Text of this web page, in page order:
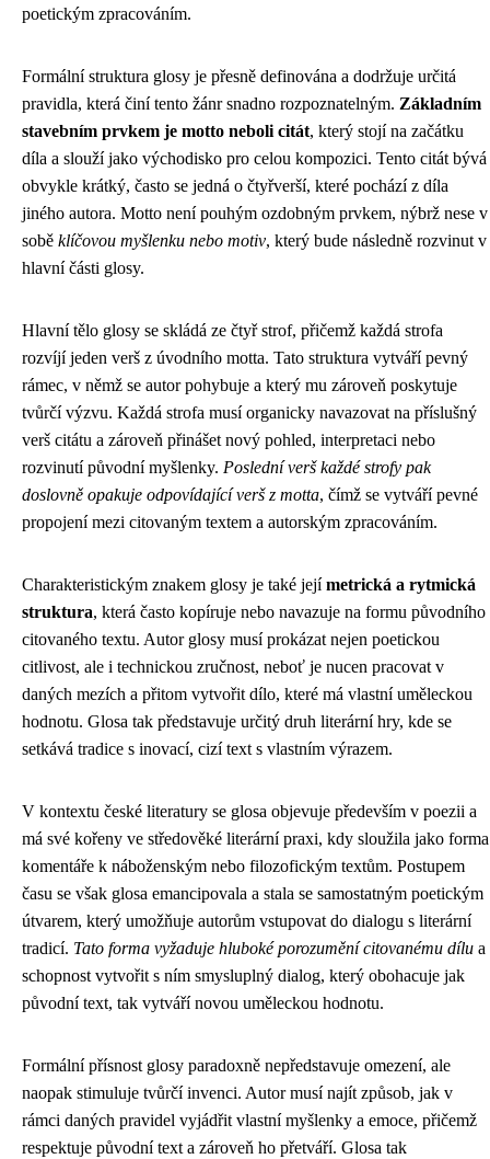
poetickým zpracováním.
Formální struktura glosy je přesně definována a dodržuje určitá
pravidla, která činí tento žánr snadno rozpoznatelným. Základním
stavebním prvkem je motto neboli citát, který stojí na začátku
díla a slouží jako východisko pro celou kompozici. Tento citát bývá
obvykle krátký, často se jedná o čtyřverší, které pochází z díla
jiného autora. Motto není pouhým ozdobným prvkem, nýbrž nese v
sobě klíčovou myšlenku nebo motiv, který bude následně rozvinut v
hlavní části glosy.
Hlavní tělo glosy se skládá ze čtyř strof, přičemž každá strofa
rozvíjí jeden verš z úvodního motta. Tato struktura vytváří pevný
rámec, v němž se autor pohybuje a který mu zároveň poskytuje
tvůrčí výzvu. Každá strofa musí organicky navazovat na příslušný
verš citátu a zároveň přinášet nový pohled, interpretaci nebo
rozvinutí původní myšlenky. Poslední verš každé strofy pak
doslovně opakuje odpovídající verš z motta, čímž se vytváří pevné
propojení mezi citovaným textem a autorským zpracováním.
Charakteristickým znakem glosy je také jejímetrická a rytmická
struktura, která často kopíruje nebo navazuje na formu původního
citovaného textu. Autor glosy musí prokázat nejen poetickou
citlivost, ale i technickou zručnost, neboť je nucen pracovat v
daných mezích a přitom vytvořit dílo, které má vlastní uměleckou
hodnotu. Glosa tak představuje určitý druh literární hry, kde se
setkává tradice s inovací, cizí text s vlastním výrazem.
V kontextu české literatury se glosa objevuje především v poezii a
má své kořeny ve středověké literární praxi, kdy sloužila jako forma
komentáře k náboženským nebo filozofickým textům. Postupem
času se však glosa emancipovala a stala se samostatným poetickým
útvarem, který umožňuje autorům vstupovat do dialogu s literární
tradicí. Tato forma vyžaduje hluboké porozumění citovanému dílu a
schopnost vytvořit s ním smysluplný dialog, který obohacuje jak
původní text, tak vytváří novou uměleckou hodnotu.
Formální přísnost glosy paradoxně nepředstavuje omezení, ale
naopak stimuluje tvůrčí invenci. Autor musí najít způsob, jak v
rámci daných pravidel vyjádřit vlastní myšlenky a emoce, přičemž
respektuje původní text a zároveň ho přetváří. Glosa tak